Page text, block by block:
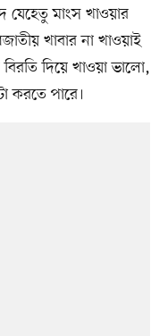
যেহেতু মাংস খাওয়ার
খাবার না খাওয়াই
দিয়ে খাওয়া ভালো,
করতে পারে।